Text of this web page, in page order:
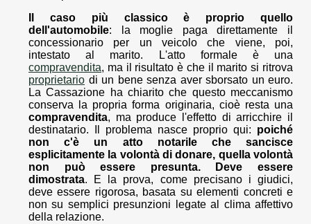
Il caso più classico è proprio quello
dell'automobile: la moglie paga direttamente il
concessionario per un veicolo che viene, poi,
intestato al marito. L'atto formale è una
compravendita, ma il risultato è che il marito si ritrova
proprietario di un bene senza aver sborsato un euro.
La Cassazione ha chiarito che questo meccanismo
conserva la propria forma originaria, cioè resta una
compravendita, ma produce l'effetto di arricchire il
destinatario. Il problema nasce proprio qui: poiché
non c'è un atto notarile che sancisce
esplicitamente la volontà di donare, quella volontà
non può essere presunta. Deve essere
dimostrata. E la prova, come precisano i giudici,
deve essere rigorosa, basata su elementi concreti e
non su semplici presunzioni legate al clima affettivo
della relazione.